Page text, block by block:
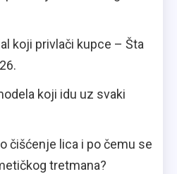
koji privlači kupce – Šta
koji idu uz svaki
čišćenje lica i po čemu se
tretmana?